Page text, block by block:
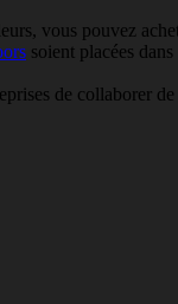
vous pouvez
soient placées
de collaborer